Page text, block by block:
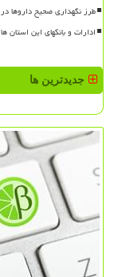
طرز نگهداری صحیح داروها
ادارات و بانکهای این استان
جدیدترین ها